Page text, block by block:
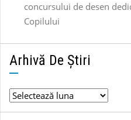
concursului de desen
Copilului
Arhivă De Știri